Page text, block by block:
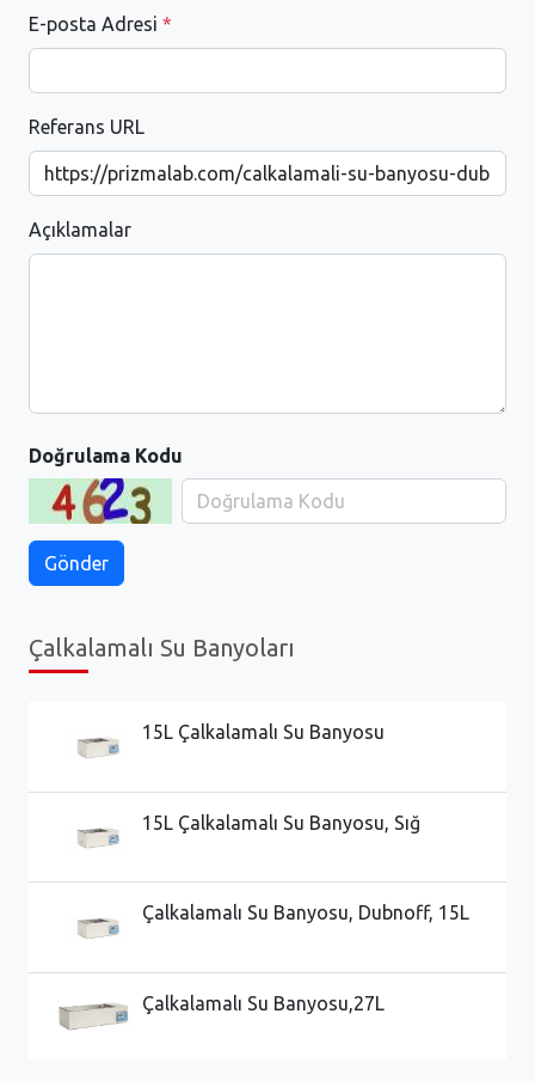
E-posta Adresi *
Referans URL
Açıklamalar
Doğrulama Kodu
Çalkalamalı Su Banyoları
15L Çalkalamalı Su Banyosu
15L Çalkalamalı Su Banyosu, Sığ
Çalkalamalı Su Banyosu, Dubnoff, 15L
Çalkalamalı Su Banyosu,27L